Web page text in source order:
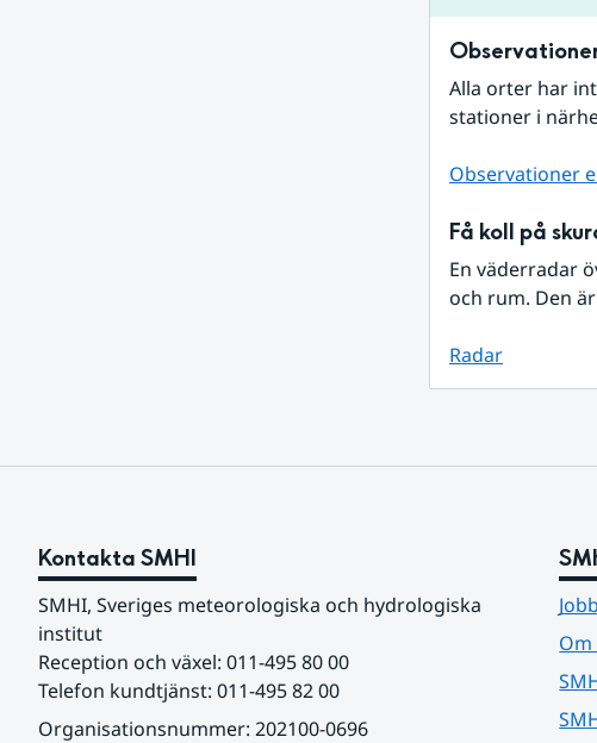
Alla orter har
stationer i
Observationer
Få koll på
En väderradar
och rum. Den
Radar
Kontakta SMHI
SMHI, Sveriges meteorologiska och hydrologiska
institut
Reception och växel: 011-495 80 00
Telefon kundtjänst: 011-495 82 00
Organisationsnummer: 202100-0696
Om